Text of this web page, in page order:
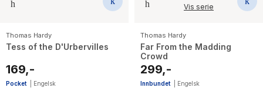
Thomas Hardy
Tess of the D'Urbervilles
169,-
Pocket Engelsk
Vis serie
Thomas Hardy
Far From the Madding
Crowd
299,-
Innbundet Engelsk